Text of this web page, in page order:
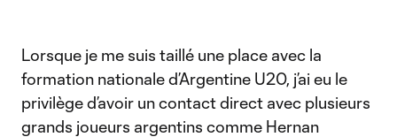
Lorsque je me suis taillé une place avec la
formation nationale d’Argentine U20, j’ai eu le
privilège d’avoir un contact direct avec plusieurs
grands joueurs argentins comme Hernan